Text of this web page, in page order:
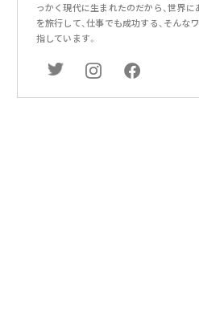
っかく現代に生まれたのだから、世界に
を旅行して、仕事でも成功する、そんな
指しています。